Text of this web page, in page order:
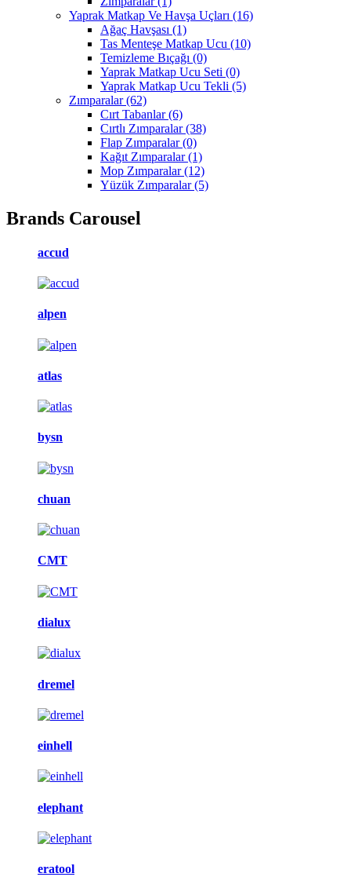
Yaprak Matkap Ve Havşa Uçları (16)
Ağaç Havşası (1)
Tas Menteşe Matkap Ucu (10)
Temizleme Bıçağı (0)
Yaprak Matkap Ucu Seti (0)
Yaprak Matkap Ucu Tekli (5)
Zımparalar(62)
Cırt Tabanlar(6)
Cırtlı Zımparalar(38)
Flap Zımparalar(0)
Kağıt Zımparalar(1)
Mop Zımparalar(12)
Yüzük Zımparalar(5)
Brands Carousel
accud
alpen
atlas
bysn
chuan
CMT
dialux
dremel
einhell
elephant
eratool